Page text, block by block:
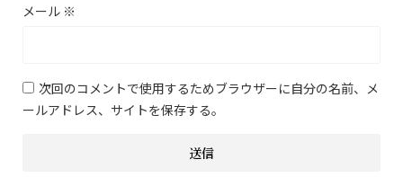
メール ※
次回のコメントで使用するためブラウザーに自分の名前、メ
ールアドレス、サイトを保存する。